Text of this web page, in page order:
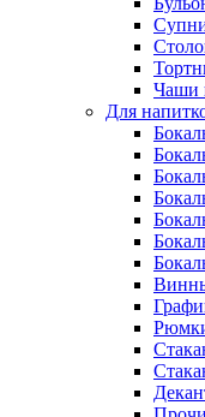
Чаши
Для